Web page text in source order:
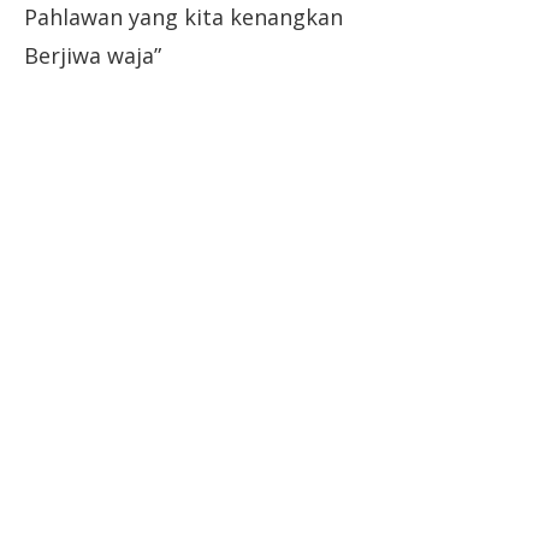
Pahlawan yang kita kenangkan
Berjiwa waja”